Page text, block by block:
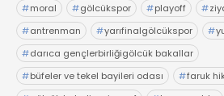
#moral #gölcükspor #playoff #
#antrenman #yarıfinalgölcükspor #
#darıca gençlerbirliğigölcük bakallar
#büfeler ve tekel bayileri odası #faruk